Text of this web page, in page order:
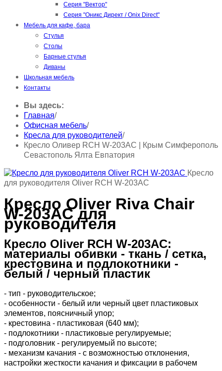
Серия "Вектор"
Серия "Оникс Директ / Onix Direct"
Мебель для кафе, бара
Стулья
Столы
Барные стулья
Диваны
Школьная мебель
Контакты
Вы здесь:
Главная/
Офисная мебель/
Кресла для руководителей/
Кресло Оливер RCH W-203AC | Крым Симферополь
Севастополь Ялта Евпатория
Кресло
для руководителя Oliver RCH W-203AC
Кресло Oliver Riva Chair
W-203AC для
руководителя
Кресло Oliver RCH W-203AC:
материалы обивки - ткань / сетка,
крестовина и подлокотники -
белый / черный пластик
- тип - руководительское;
- особенности - белый или черный цвет пластиковых
элементов, поясничный упор;
- крестовина - пластиковая (640 мм);
- подлокотники - пластиковые регулируемые;
- подголовник - регулируемый по высоте;
- механизм качания - с возможностью отклонения,
настройки жесткости качания и фиксации в рабочем